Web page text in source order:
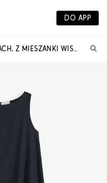
DO APP
SUKIENKA NA RAMIĄCZKACH, Z MIESZANKI WISKOZY